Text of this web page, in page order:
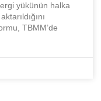
yükünün halka
TBMM’de